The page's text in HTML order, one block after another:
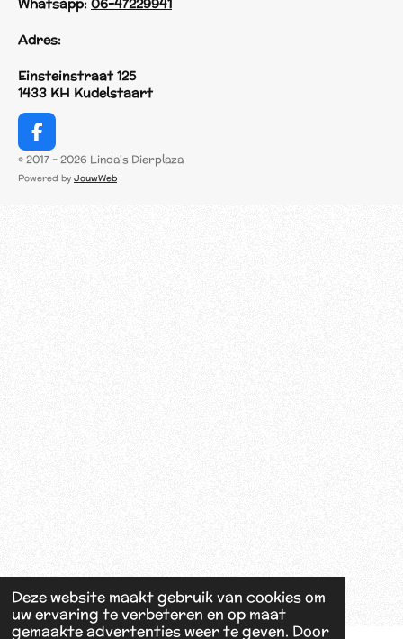
Deze website maakt gebruik van cookies om
uw ervaring te verbeteren en op maat
gemaakte advertenties weer te geven. Door
Whatsapp: 06-47229941
Adres:
Einsteinstraat 125
1433 KH Kudelstaart
F
a
c
© 2017 - 2026 Linda's Dierplaza
Powered by JouwWeb